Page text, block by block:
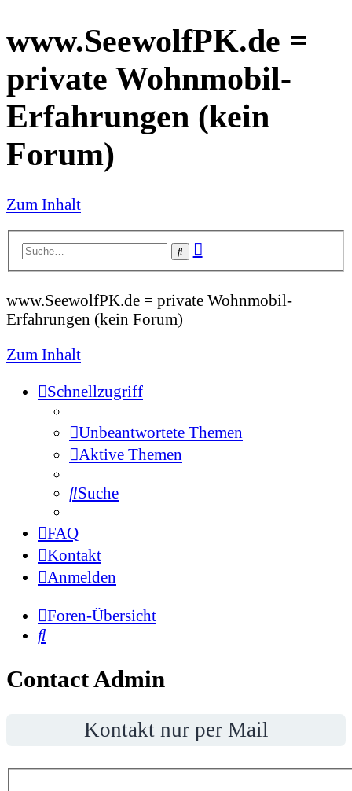
www.SeewolfPK.de =
private Wohnmobil-
Erfahrungen (kein
Forum)
Zum Inhalt
SucheErweiterte
www.SeewolfPK.de = private Wohnmobil-
Erfahrungen (kein Forum)
Zum Inhalt
Schnellzugriff
Unbeantwortete Themen
Aktive Themen
Suche
FAQ
Kontakt
Anmelden
Foren-Übersicht
Contact Admin
Kontakt nur per Mail